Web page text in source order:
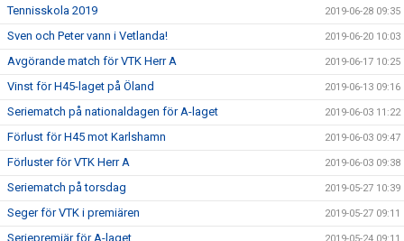
Tennisskola 2019 2019-06-28 09:35
Sven och Peter vann i Vetlanda! 2019-06-20 10:03
Avgörande match för VTK Herr A 2019-06-17 10:25
Vinst för H45-laget på Öland 2019-06-13 09:16
Seriematch på nationaldagen för A-laget 2019-06-03 11:22
Förlust för H45 mot Karlshamn 2019-06-03 09:47
Förluster för VTK Herr A 2019-06-03 09:38
Seriematch på torsdag 2019-05-27 10:39
Seger för VTK i premiären 2019-05-27 09:11
Seriepremiär för A-laget